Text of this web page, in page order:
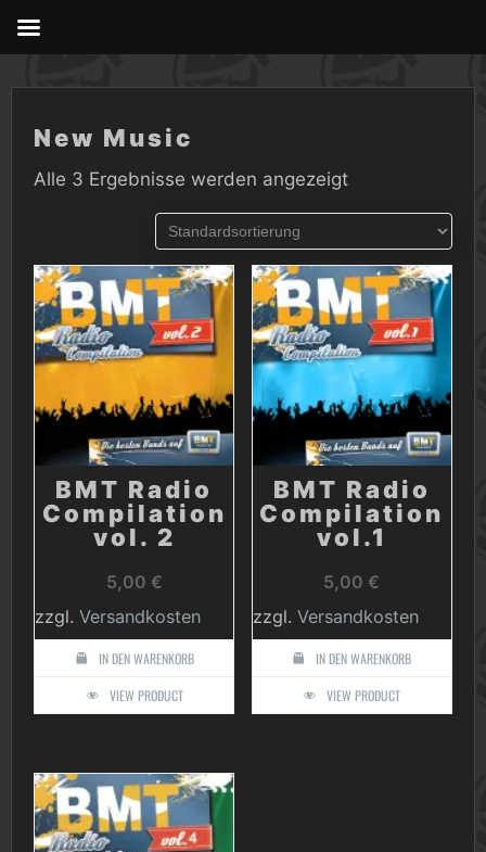
New Music
Alle 3 Ergebnisse werden angezeigt
BMT Radio
Compilation
vol. 2
5,00 €
zzgl. Versandkosten
IN DEN WARENKORB
VIEW PRODUCT
BMT Radio
Compilation
vol.1
5,00€
zzgl. Versandkosten
IN DEN WARENKORB
VIEW PRODUCT